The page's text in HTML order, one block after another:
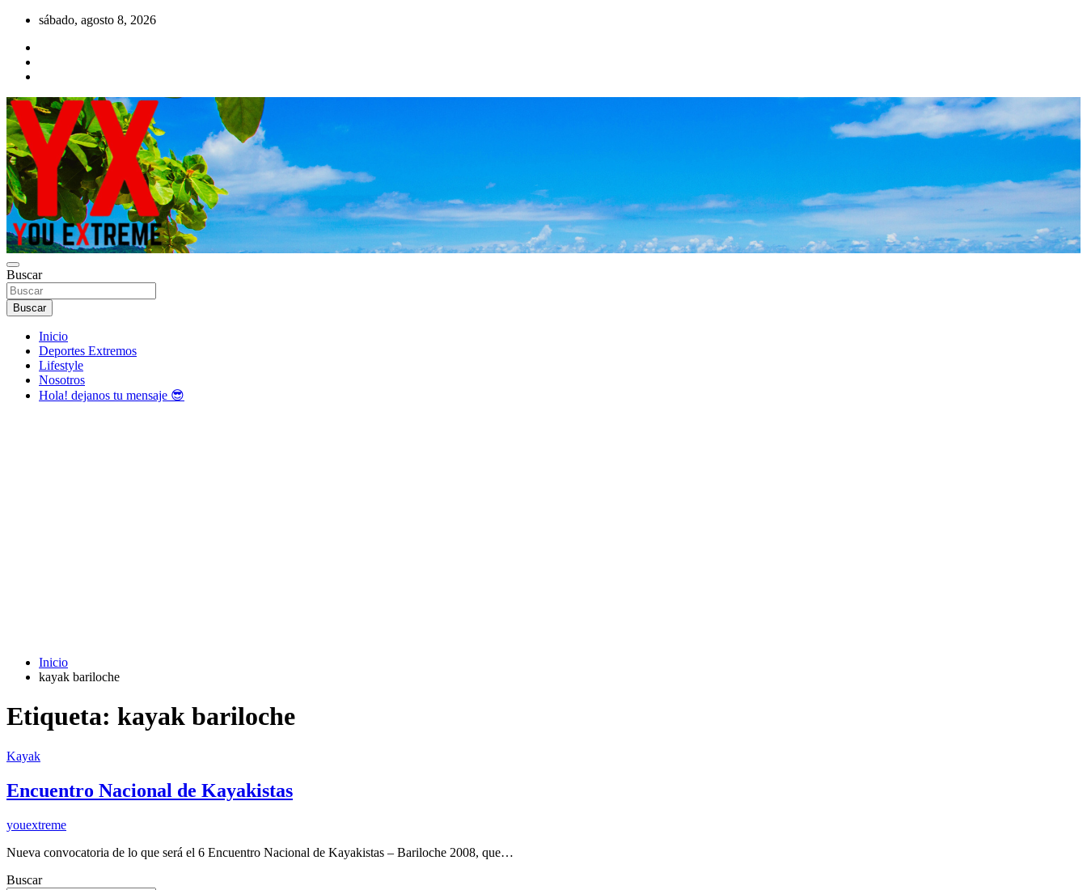
Saltar
contenido
sábado, agosto 8, 2026
YOU EXTREME
YX Deportes Extremos Lifestyle
Buscar
Buscar
Inicio
Deportes Extremos
Lifestyle
Nosotros
Hola! dejanos tu mensaje 😎
Inicio
kayak bariloche
Etiqueta: kayak bariloche
Kayak
Encuentro Nacional de Kayakistas
youextreme
Nueva convocatoria de lo que será el 6 Encuentro Nacional de Kayakistas – Bariloche 2008, que…
Buscar